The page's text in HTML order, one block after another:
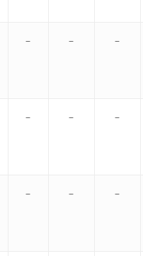
– – –
– – –
– – –